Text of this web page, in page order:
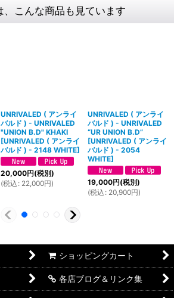
、こんな商品も見ています
UNRIVALED ( アンライ
バルド ) - UNRIVALED
"UNION B.D" KHAKI
[UNRIVALED ( アンライ
バルド ) - 2148 WHITE]
20,000円(税別)
(税込 : 22,000円)
UNRIVALED ( アンライ
バルド ) - UNRIVALED
“UR UNION B.D”
[UNRIVALED ( アンライ
バルド ) - 2054
WHITE]
19,000円(税別)
(税込 : 20,900円)
ショッピングカート
各店ブログ＆リンク集